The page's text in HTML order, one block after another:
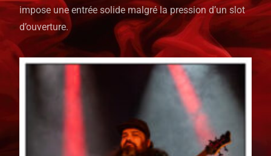
impose une entrée solide malgré la pression d’un slot
d’ouverture.